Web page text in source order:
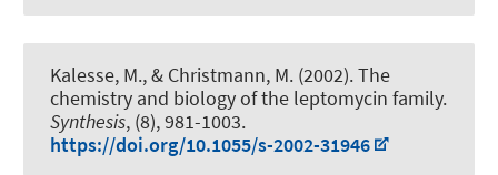
Kalesse, M., & Christmann, M. (2002).The
chemistry and biology of the leptomycin family.
Synthesis, (8), 981-1003.
https://doi.org/10.1055/s-2002-31946